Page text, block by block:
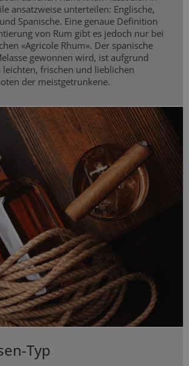
ansatzweise unterteilen: Englische,
Spanische. Eine genaue Definition
von Rum gibt es jedoch nur bei
«Agricole Rhum». Der spanische
gewonnen wird, ist aufgrund
leichten, frischen und lieblichen
der meistgetrunkene.
Typ